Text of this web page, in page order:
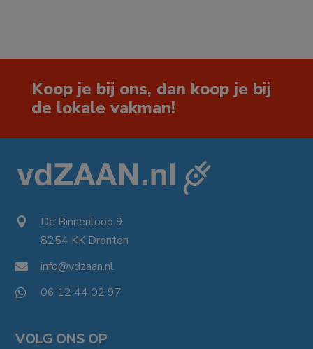
Koop je bij ons, dan koop je bij
de lokale vakman!
 De Binnenloop 9
8254 KK Dronten
 info@vdzaan.nl
 06 12 44 02 97
VOLG ONS OP